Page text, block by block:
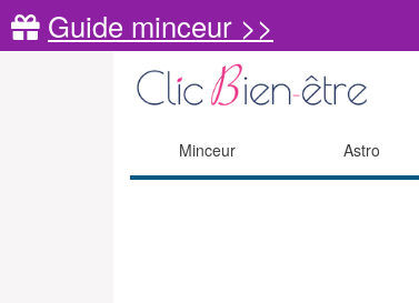
Guide minceur >>
Minceur Astro